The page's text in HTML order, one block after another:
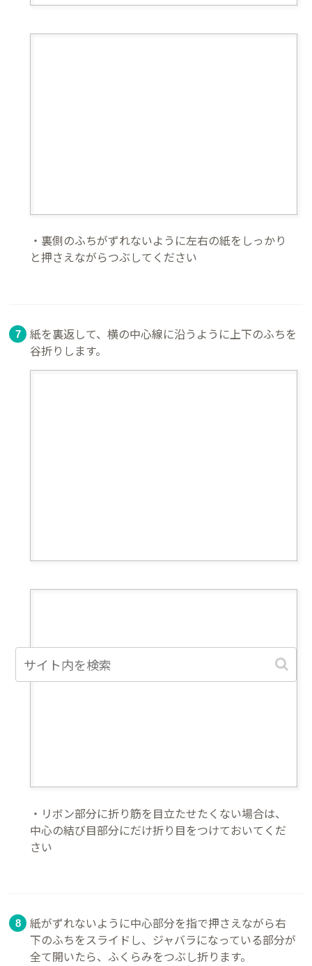
・裏側のふちがずれないように左右の紙をしっかり
と押さえながらつぶしてください
紙を裏返して、横の中心線に沿うように上下のふちを
谷折りします。
・リボン部分に折り筋を目立たせたくない場合は、
中心の結び目部分にだけ折り目をつけておいてくだ
さい
紙がずれないように中心部分を指で押さえながら右
下のふちをスライドし、ジャバラになっている部分が
全て開いたら、ふくらみをつぶし折ります。